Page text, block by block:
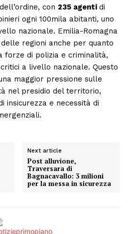
con 235 agenti di
ogni 100mila abitanti, uno
nazionale. Emilia-Romagna
regioni anche per quanto
di polizia e criminalità,
a livello nazionale. Questo
maggior pressione sulle
nel presidio del territorio,
insicurezza e necessità di
Next article
Post alluvione,
Traversara di
Bagnacavallo: 3 milioni
per la messa in sicurezza